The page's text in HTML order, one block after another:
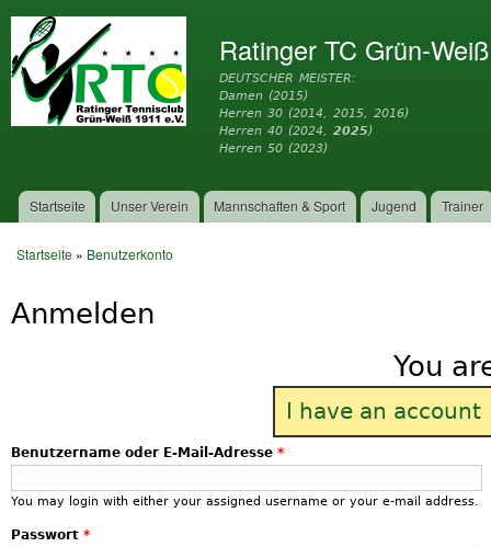
Ratinger TC Grün-
DEUTSCHER MEISTER:
Damen (2015)
Herren 30 (2014, 2015, 2016)
Herren 40 (2024,2025)
Herren 50 (2023)
Hauptmenü
Startseite Unser Verein Mannschaften & Sport Jugend Trainer
Startseite » Benutzerkonto
Anmelden
You
I have an account
Benutzername oder E-Mail-Adresse *
You may login with either your assigned username or your e-mail address.
Passwort *